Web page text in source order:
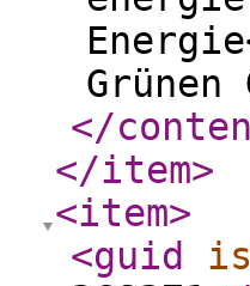
</
</item>
<item>
<guid